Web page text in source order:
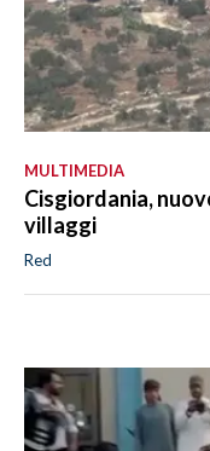
MULTIMEDIA
Cisgiordania,
villaggi
Red